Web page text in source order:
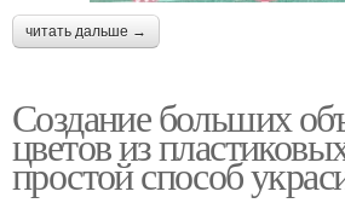
читать дальше →
Создание больших
цветов из
простой способ